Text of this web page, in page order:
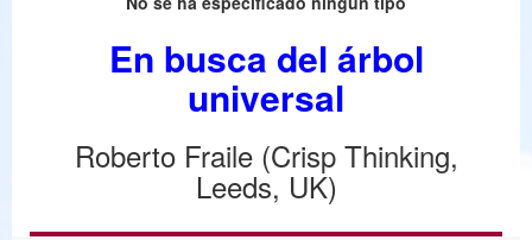
En busca del árbol
universal
Roberto Fraile (Crisp Thinking,
Leeds, UK)